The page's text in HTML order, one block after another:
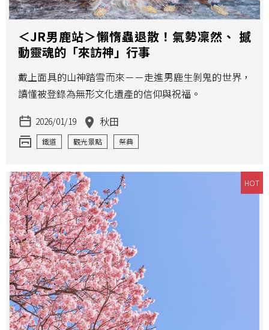
＜JR男鹿站＞懶惰蟲退散！氣勢凜然、 撼
動靈魂的「來訪神」行事
戴上面具的山神踏雪而來－－走進男鹿生剝鬼的世界，
讀懂被登錄為無形文化遺產的信仰與祝福。
2026/01/19 秋田
鐵道 觀光景點 祭典
HOT